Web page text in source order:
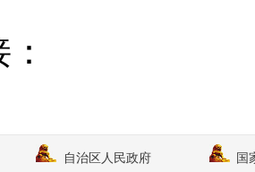
自治区人民政府 国